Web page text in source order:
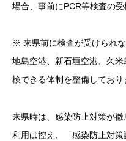
場合、事前にPCR等検査の受
※ 来県前に検査が受けられ
地島空港、新石垣空港、久
検できる体制を整備しており
来県時は、感染防止対策が
利用は控え、「感染防止対策